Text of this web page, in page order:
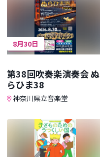
8月30日
第38回吹奏楽演奏会 ぬ
らひま38
神奈川県立音楽堂